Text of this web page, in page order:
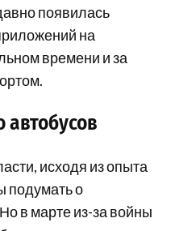
появилась
на
времени и за
автобусов
исходя из опыта
подумать о
в марте из-за войны